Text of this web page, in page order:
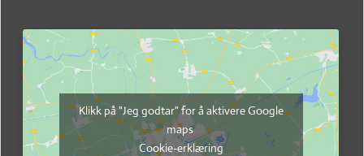
Klikk på "Jeg godtar" for å aktivere Google
maps
Cookie-erklæring